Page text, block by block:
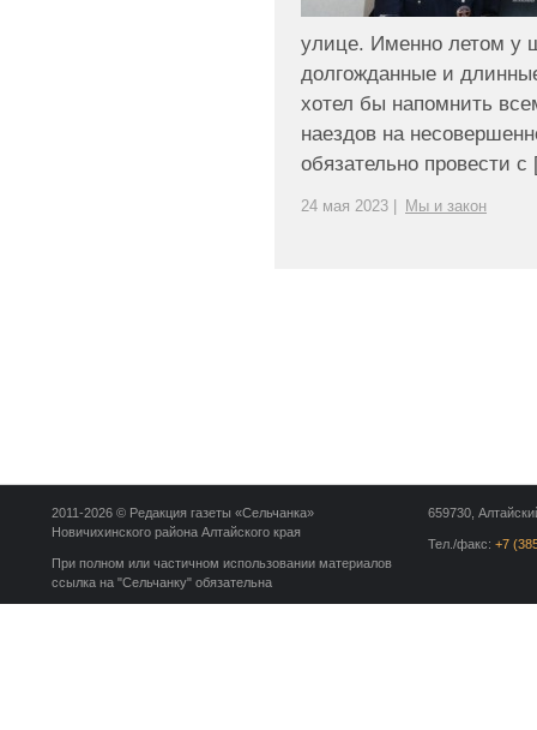
улице. Именно летом у
долгожданные и
хотел бы напомнить
наездов на
обязательно провести с
24 мая 2023 | Мы и закон
659730,
Тел./факс: +7
2011-2026 © Редакция газеты «Сельчанка»
Новичихинского района Алтайского края
При полном или частичном использовании материалов
ссылка на "Сельчанку" обязательна